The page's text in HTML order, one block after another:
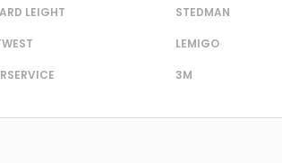
LEIGHT STEDMAN
LEMIGO
3M